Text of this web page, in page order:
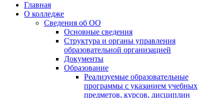
Главная
О колледже
Сведения об ОО
Основные сведения
Структура и органы управления
образовательной организацией
Документы
Образование
Реализуемые образовательные
программы с указанием учебных
предметов, курсов, дисциплин